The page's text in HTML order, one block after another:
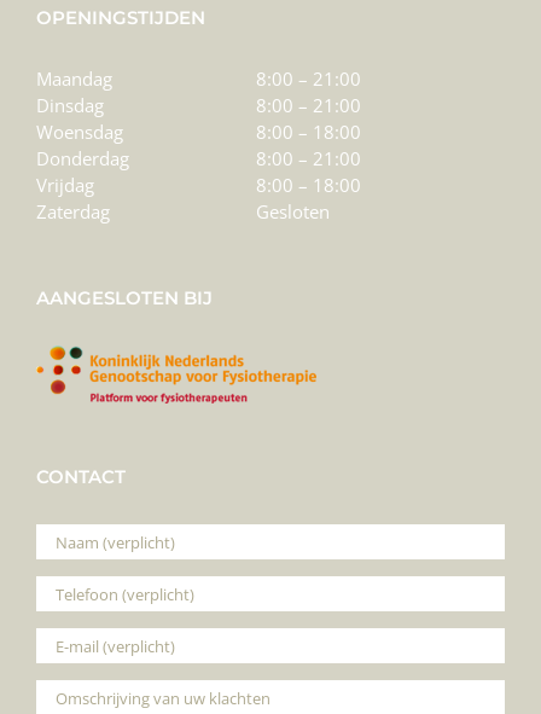
OPENINGSTIJDEN
Maandag
8:00 – 21:00
Dinsdag
8:00 – 21:00
Woensdag
8:00 – 18:00
Donderdag
8:00 – 21:00
Vrijdag
8:00 – 18:00
Zaterdag
Gesloten
AANGESLOTEN BIJ
CONTACT